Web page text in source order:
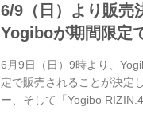
6/9（日）より販売
Yogiboが期間限定
6月9日（日）9時より、
定で販売されることが決定
ー、そして「Yogibo